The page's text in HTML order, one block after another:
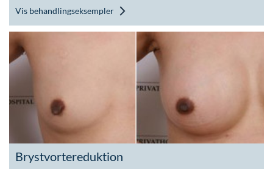
Vis behandlingseksempler
Brystvortereduktion